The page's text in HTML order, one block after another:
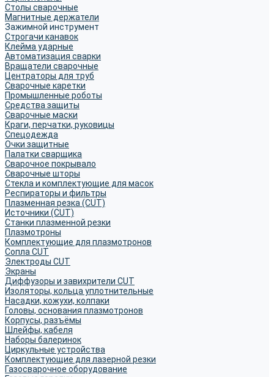
Столы сварочные
Магнитные держатели
Зажимной инструмент
Строгачи канавок
Клейма ударные
Автоматизация сварки
Вращатели сварочные
Центраторы для труб
Сварочные каретки
Промышленные роботы
Средства защиты
Сварочные маски
Краги, перчатки, руковицы
Спецодежда
Очки защитные
Палатки сварщика
Сварочное покрывало
Сварочные шторы
Стекла и комплектующие для масок
Респираторы и фильтры
Плазменная резка (CUT)
Источники (CUT)
Станки плазменной резки
Плазмотроны
Комплектующие для плазмотронов
Сопла CUT
Электроды CUT
Экраны
Диффузоры и завихрители CUT
Изоляторы, кольца уплотнительные
Насадки, кожухи, колпаки
Головы, основания плазмотронов
Корпусы, разъёмы
Шлейфы, кабеля
Наборы балеринок
Циркульные устройства
Комплектующие для лазерной резки
Газосварочное оборудование